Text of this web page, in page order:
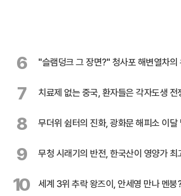
6 "슬램덩크 그 장면?" 청사포 해변열차의
7 치료제 없는 중국, 환자들은 각자도생 전
8 무더위 쉼터의 진화, 광화문 해피소 이달
9 무청 시래기의 반전, 한국산이 영양가 최
10 세계 3위 추락 왕즈이, 안세영 만나 멘붕?